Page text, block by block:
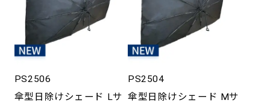
PS2506
傘型日除けシェード Lサ
PS2504
傘型日除けシェード Mサ